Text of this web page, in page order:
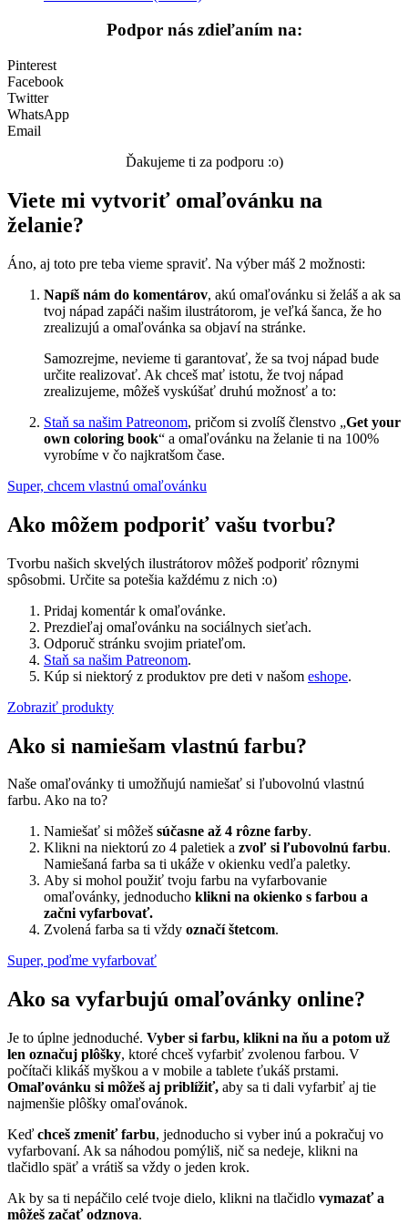
Vesmír
Zima a Vianoce
Zvieratá a príroda
Podpor nás zdieľaním na:
Pinterest
Facebook
Twitter
WhatsApp
Email
Ďakujeme ti za podporu :o)
Viete mi vytvoriť omaľovánku na
želanie?
Áno, aj toto pre teba vieme spraviť. Na výber máš 2 možnosti:
Napíš nám do komentárov, akú omaľovánku si želáš a ak sa
tvoj nápad zapáči našim ilustrátorom, je veľká šanca, že ho
zrealizujú a omaľovánka sa objaví na stránke.
Samozrejme, nevieme ti garantovať, že sa tvoj nápad bude
určite realizovať. Ak chceš mať istotu, že tvoj nápad
zrealizujeme, môžeš vyskúšať druhú možnosť a to:
Staň sa našim Patreonom, pričom si zvolíš členstvo „Get your
own coloring book“ a omaľovánku na želanie ti na 100%
vyrobíme v čo najkratšom čase.
Super, chcem vlastnú omaľovánku
Ako môžem podporiť vašu tvorbu?
Tvorbu našich skvelých ilustrátorov môžeš podporiť rôznymi
spôsobmi. Určite sa potešia každému z nich :o)
Pridaj komentár k omaľovánke.
Prezdieľaj omaľovánku na sociálnych sieťach.
Odporuč stránku svojim priateľom.
Staň sa našim Patreonom.
Kúp si niektorý z produktov pre deti v našom eshope.
Zobraziť produkty
Ako si namiešam vlastnú farbu?
Naše omaľovánky ti umožňujú namiešať si ľubovolnú vlastnú
farbu. Ako na to?
Namiešať si môžeš súčasne až 4 rôzne farby.
Klikni na niektorú zo 4 paletiek a zvoľ si ľubovolnú farbu.
Namiešaná farba sa ti ukáže v okienku vedľa paletky.
Aby si mohol použiť tvoju farbu na vyfarbovanie
omaľovánky, jednoducho klikni na okienko s farbou a
začni vyfarbovať.
Zvolená farba sa ti vždy označí štetcom.
Super, poďme vyfarbovať
Ako sa vyfarbujú omaľovánky online?
Je to úplne jednoduché. Vyber si farbu, klikni na ňu a potom už
len označuj plôšky, ktoré chceš vyfarbiť zvolenou farbou. V
počítači klikáš myškou a v mobile a tablete ťukáš prstami.
Omaľovánku si môžeš aj priblížiť, aby sa ti dali vyfarbiť aj tie
najmenšie plôšky omaľovánok.
Keď chceš zmeniť farbu, jednoducho si vyber inú a pokračuj vo
vyfarbovaní. Ak sa náhodou pomýliš, nič sa nedeje, klikni na
tlačidlo späť a vrátiš sa vždy o jeden krok.
Ak by sa ti nepáčilo celé tvoje dielo, klikni na tlačidlo vymazať a
môžeš začať odznova.